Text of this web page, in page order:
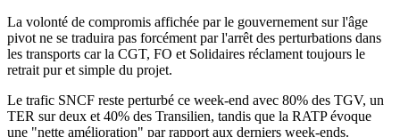
La volonté de compromis affichée par le gouvernement sur l'âge
pivot ne se traduira pas forcément par l'arrêt des perturbations dans
les transports car la CGT, FO et Solidaires réclament toujours le
retrait pur et simple du projet.
Le trafic SNCF reste perturbé ce week-end avec 80% des TGV, un
TER sur deux et 40% des Transilien, tandis que la RATP évoque
une "nette amélioration" par rapport aux derniers week-ends.